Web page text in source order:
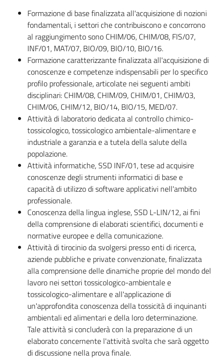
Formazione di base finalizzata all'acquisizione di nozioni
fondamentali, i settori che contribuiscono e concorrono
al raggiungimento sono CHIM/06, CHIM/08, FIS/07,
INF/01, MAT/07, BIO/09, BIO/10, BIO/16.
Formazione caratterizzante finalizzata all'acquisizione di
conoscenze e competenze indispensabili per lo specifico
profilo professionale, articolate nei seguenti ambiti
disciplinari: CHIM/08, CHIM/09, CHIM/01, CHIM/03,
CHIM/06, CHIM/12, BIO/14, BIO/15, MED/07.
Attività di laboratorio dedicata al controllo chimico-
tossicologico, tossicologico ambientale-alimentare e
industriale a garanzia e a tutela della salute della
popolazione.
Attività informatiche, SSD INF/01, tese ad acquisire
conoscenze degli strumenti informatici di base e
capacità di utilizzo di software applicativi nell'ambito
professionale.
Conoscenza della lingua inglese, SSD L-LIN/12, ai fini
della comprensione di elaborati scientifici, documenti e
normative europee e della comunicazione.
Attività di tirocinio da svolgersi presso enti di ricerca,
aziende pubbliche e private convenzionate, finalizzata
alla comprensione delle dinamiche proprie del mondo del
lavoro nei settori tossicologico-ambientale e
tossicologico-alimentare e all'applicazione di
un'approfondita conoscenza della tossicità di inquinanti
ambientali ed alimentari e della loro determinazione.
Tale attività si concluderà con la preparazione di un
elaborato concernente l'attività svolta che sarà oggetto
di discussione nella prova finale.